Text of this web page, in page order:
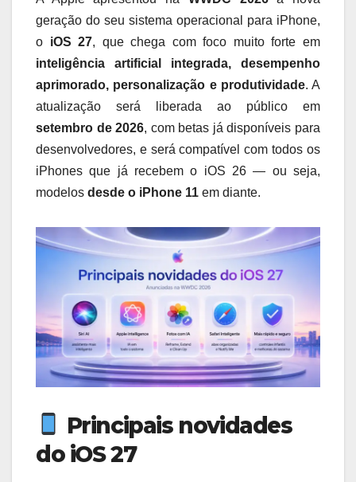
geração do seu sistema operacional para iPhone,
o iOS 27, que chega com foco muito forte em
inteligência artificial integrada, desempenho
aprimorado, personalização e produtividade. A
atualização será liberada ao público em
setembro de 2026, com betas já disponíveis para
desenvolvedores, e será compatível com todos os
iPhones que já recebem o iOS 26 — ou seja,
modelos desde o iPhone 11 em diante.
Principais novidades
do iOS 27